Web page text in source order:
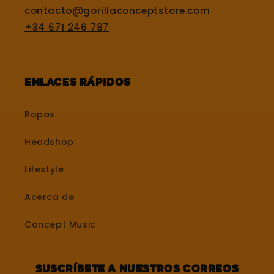
contacto@gorillaconceptstore.com
+34 671 246 787
Enlaces rápidos
Ropas
Headshop
Lifestyle
Acerca de
Concept Music
Suscríbete a nuestros correos